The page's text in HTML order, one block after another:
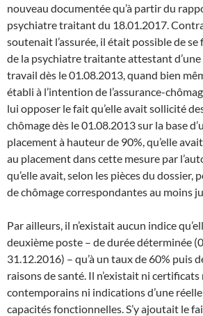
nouveau documentée qu’à partir du
psychiatre traitant du 18.01.2017.
soutenait l’assurée, il était possible de
de la psychiatre traitante attestant
travail dès le 01.08.2013, quand bien
établi à l’intention de l’assurance-
lui opposer le fait qu’elle avait sollicité
chômage dès le 01.08.2013 sur la base
placement à hauteur de 90%, qu’elle
au placement dans cette mesure par
qu’elle avait, selon les pièces du dossier,
de chômage correspondantes au moins
Par ailleurs, il n’existait aucun indice
deuxième poste – de durée déterminée
31.12.2016) – qu’à un taux de 60% puis
raisons de santé. Il n’existait ni
contemporains ni indications d’une
capacités fonctionnelles. S’y ajoutait le